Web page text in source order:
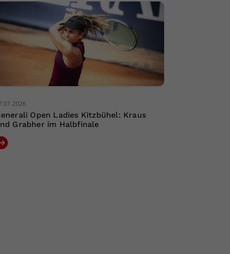
Open Ladies Kitzbühel: Kraus
Grabher im Halbfinale